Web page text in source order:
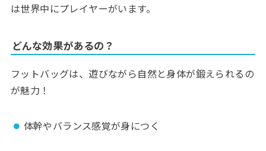
は世界中にプレイヤーがいます。
どんな効果があるの？
フットバッグは、遊びながら自然と身体が鍛えられるの
が魅力！
体幹やバランス感覚が身につく